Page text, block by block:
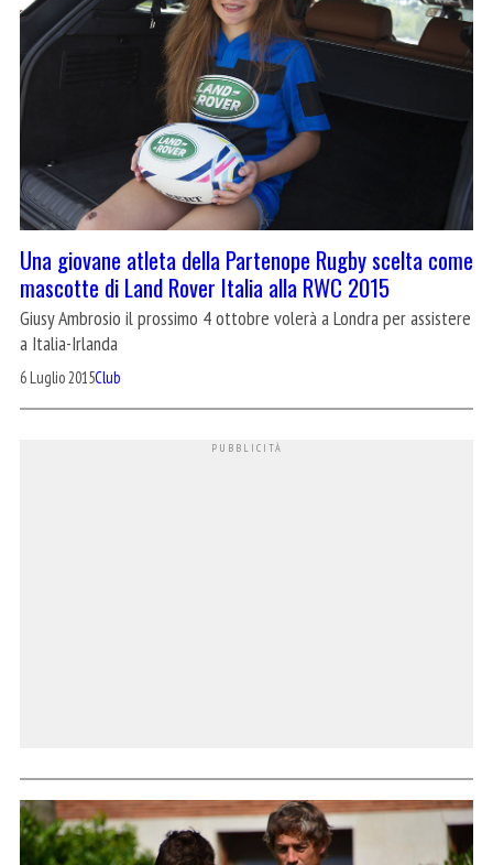
Una giovane atleta della Partenope Rugby scelta come
mascotte di Land Rover Italia alla RWC 2015
Giusy Ambrosio il prossimo 4 ottobre volerà a Londra per assistere
a Italia-Irlanda
6 Luglio 2015Club